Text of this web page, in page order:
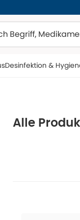
Desinfektion &
Alle